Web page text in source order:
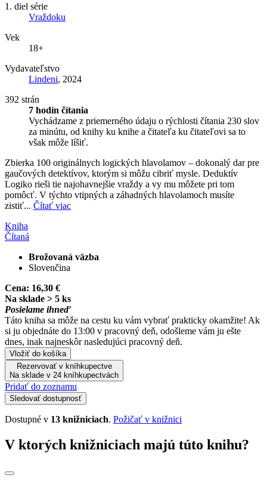
1. diel série
Vraždoku
Vek
18+
Vydavateľstvo
Lindeni, 2024
392 strán
7 hodín čítania
Vychádzame z priemerného údaju o rýchlosti čítania 230 slov
za minútu, od knihy ku knihe a čitateľa ku čitateľovi sa to
však môže líšiť.
Zbierka 100 originálnych logických hlavolamov – dokonalý dar pre
gaučových detektívov, ktorým si môžu cibriť mysle. Deduktív
Logiko rieši tie najohavnejšie vraždy a vy mu môžete pri tom
pomôcť. V týchto vtipných a záhadných hlavolamoch musíte
zistiť... Čítať viac
Kniha
Čítaná
Brožovaná väzba
Slovenčina
Cena: 16,30 €
Na sklade > 5 ks
Posielame ihneď
Táto kniha sa môže na cestu ku vám vybrať prakticky okamžite! Ak
si ju objednáte do 13:00 v pracovný deň, odošleme vám ju ešte
dnes, inak najneskôr nasledujúci pracovný deň.
Vložiť do košíka
Rezervovať v kníhkupectve
Na sklade v 24 kníhkupectvách
Pridať do zoznamu
Sledovať dostupnosť
Dostupné v 13 knižniciach. Požičať v knižnici
V ktorých knižniciach majú túto knihu?